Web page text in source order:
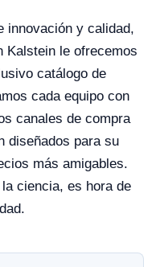
innovación y calidad,
Kalstein le ofrecemos
catálogo de
cada equipo con
canales de compra
diseñados para su
más amigables.
ciencia, es hora de